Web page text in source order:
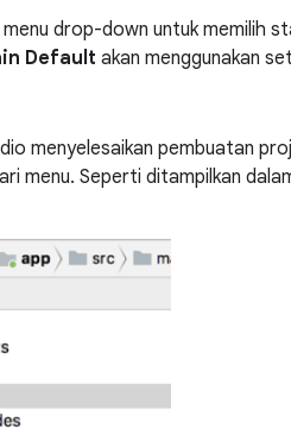
menu drop-down untuk memilih
Default akan menggunakan
menyelesaikan pembuatan
menu. Seperti ditampilkan